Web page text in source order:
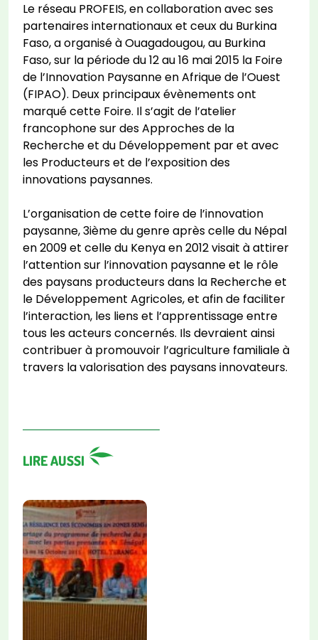
Le réseau PROFEIS, en collaboration avec ses
partenaires internationaux et ceux du Burkina
Faso, a organisé à Ouagadougou, au Burkina
Faso, sur la période du 12 au 16 mai 2015 la Foire
de l’Innovation Paysanne en Afrique de l’Ouest
(FIPAO). Deux principaux évènements ont
marqué cette Foire. Il s’agit de l’atelier
francophone sur des Approches de la
Recherche et du Développement par et avec
les Producteurs et de l’exposition des
innovations paysannes.
L’organisation de cette foire de l’innovation
paysanne, 3ième du genre après celle du Népal
en 2009 et celle du Kenya en 2012 visait à attirer
l’attention sur l’innovation paysanne et le rôle
des paysans producteurs dans la Recherche et
le Développement Agricoles, et afin de faciliter
l’interaction, les liens et l’apprentissage entre
tous les acteurs concernés. Ils devraient ainsi
contribuer à promouvoir l’agriculture familiale à
travers la valorisation des paysans innovateurs.
LIRE AUSSI